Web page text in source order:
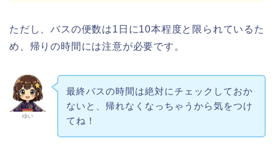
ただし、バスの便数は1日に10本程度と限られているた
め、帰りの時間には注意が必要です。
ゆい
最終バスの時間は絶対にチェックしておか
ないと、帰れなくなっちゃうから気をつけ
てね！